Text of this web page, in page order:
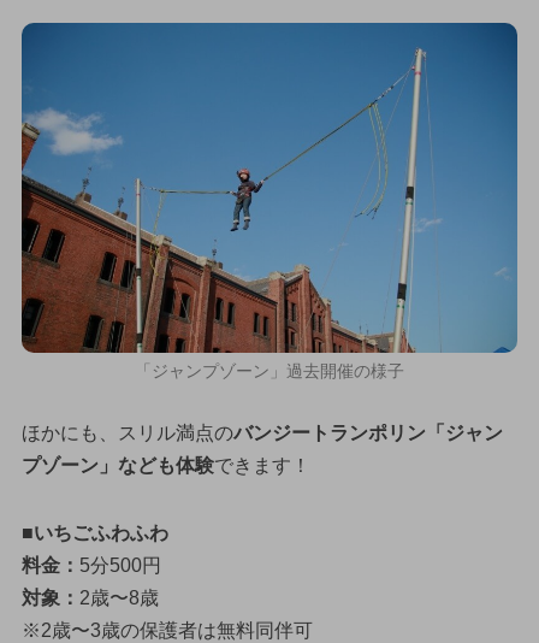
「ジャンプゾーン」過去開催の様子
ほかにも、スリル満点のバンジートランポリン「ジャン
プゾーン」なども体験できます！
■いちごふわふわ
料金： 5分500円
対象： 2歳〜8歳
※2歳〜3歳の保護者は無料同伴可